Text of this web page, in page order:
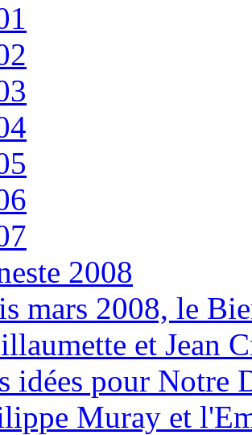
2008
mars 2008, le
et Jean
idées pour Notre
Muray et